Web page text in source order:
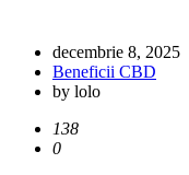
decembrie 8, 2025
Beneficii CBD
by lolo
138
0